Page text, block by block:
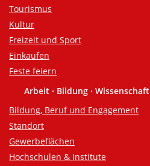
Tourismus
Kultur
Freizeit und Sport
Einkaufen
Feste feiern
Arbeit · Bildung · Wissenschaft
Bildung, Beruf und Engagement
Standort
Gewerbeflächen
Hochschulen & Institute